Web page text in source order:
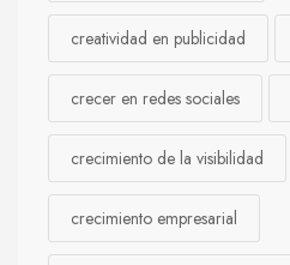
creatividad en publicidad
crecer en redes sociales
crecimiento de la visibilidad
crecimiento empresarial